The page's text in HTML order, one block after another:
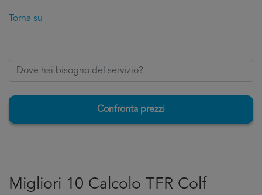
Torna su
Confronta prezzi
Migliori 10 Calcolo TFR Colf